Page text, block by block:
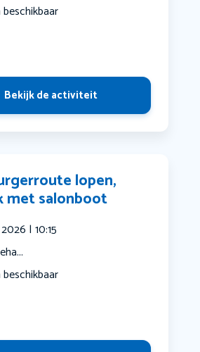
Bekijk de activiteit
lopen,
met salonboot
| 10:15